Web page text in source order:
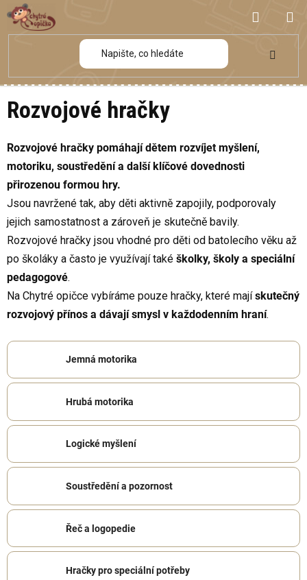
Přejít
na
obsah
KOŠÍK
Rozvojové hračky
Rozvojové hračky pomáhají dětem rozvíjet myšlení,
motoriku, soustředění a další klíčové dovednosti
přirozenou formou hry.
Jsou navržené tak, aby děti aktivně zapojily, podporovaly
jejich samostatnost a zároveň je skutečně bavily.
Rozvojové hračky jsou vhodné pro děti od batolecího věku až
po školáky a často je využívají také školky, školy a speciální
pedagogové.
Na Chytré opičce vybíráme pouze hračky, které majískutečný
rozvojový přínos a dávají smysl v každodenním hraní.
Jemná motorika
Hrubá motorika
Logické myšlení
Soustředění a pozornost
Řeč a logopedie
Hračky pro speciální potřeby